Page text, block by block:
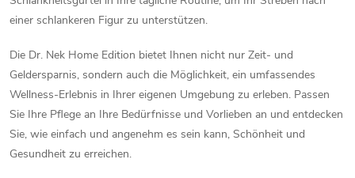
t
e
d
e
r
einer schlankeren Figur zu unterstützen.
Die Dr. Nek Home Edition bietet Ihnen nicht nur Zeit- und
Geldersparnis, sondern auch die Möglichkeit, ein umfassendes
Wellness-Erlebnis in Ihrer eigenen Umgebung zu erleben. Passen
Sie Ihre Pflege an Ihre Bedürfnisse und Vorlieben an und entdecken
Sie, wie einfach und angenehm es sein kann, Schönheit und
Gesundheit zu erreichen.